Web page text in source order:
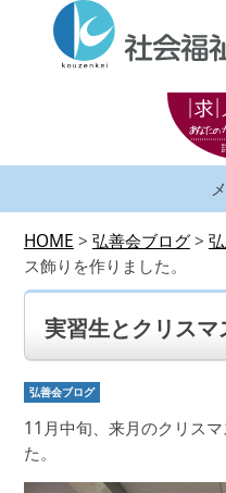
HOME > 弘善会ブログ>
ス飾りを作りました。
実習生とクリスマ
弘善会ブログ
11 月中旬、来月のクリス
た。